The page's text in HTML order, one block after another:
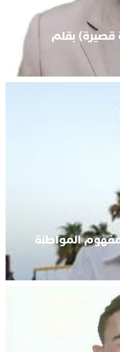
قصيرة) بقلم
مفهوم المواطنة